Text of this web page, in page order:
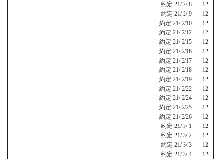
約定 21/ 2/ 8 12
約定 21/ 2/ 9 12
約定 21/ 2/10 12
約定 21/ 2/12 12
約定 21/ 2/15 12
約定 21/ 2/16 12
約定 21/ 2/17 12
約定 21/ 2/18 12
約定 21/ 2/19 12
約定 21/ 2/22 12
約定 21/ 2/24 12
約定 21/ 2/25 12
約定 21/ 2/26 12
約定 21/ 3/ 1 12
約定 21/ 3/ 2 12
約定 21/ 3/ 3 12
約定 21/ 3/ 4 12